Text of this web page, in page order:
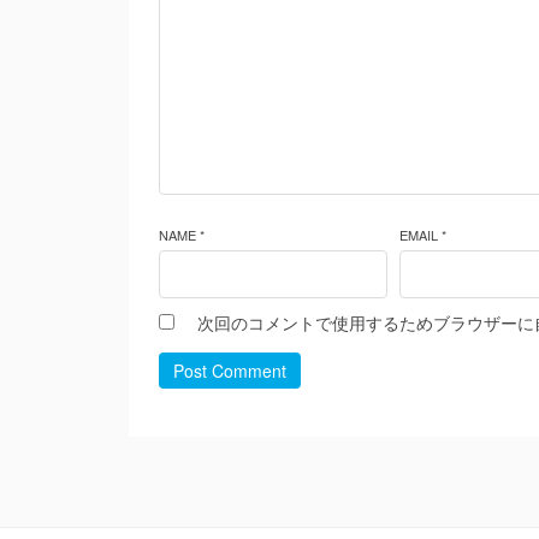
NAME * EMAIL *
次回のコメントで使用するためブラウザー
Post Comment